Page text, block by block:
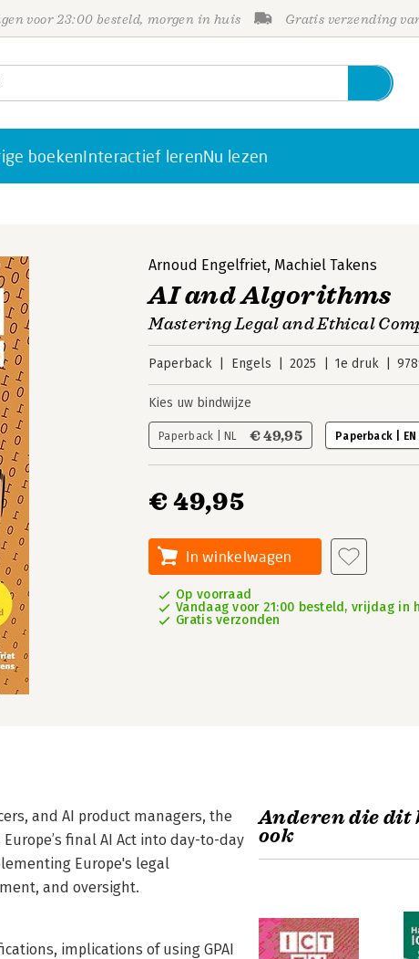
voor 23:00 besteld, morgen in huis Gratis verzending
boekenInteractief lerenNu lezen
Arnoud Engelfriet, Machiel Takens
AI and Algorithms
Mastering Legal and Ethical
Paperback Engels 2025 1e druk
Kies uw bindwijze
Paperback | NL € 49,95 Paperback | EN
€ 49,95
In winkelwagen
Op voorraad
Vandaag voor 21:00 besteld, vrijdag in
Gratis verzonden
and AI product managers, the
final AI Act into day-to-day
Europe's legal
and oversight.
implications of using GPAI
Anderen die dit
ook